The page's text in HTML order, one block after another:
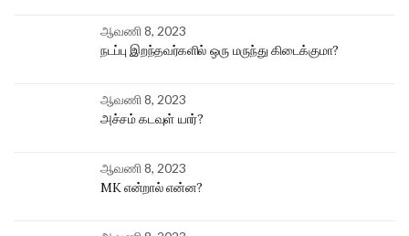
ஆவணி 8, 2023
நடப்பு இறந்தவர்களில் ஒரு மருந்து கிடைக்குமா?
ஆவணி 8, 2023
அச்சம் கடவுள் யார்?
ஆவணி 8, 2023
MK என்றால் என்ன?